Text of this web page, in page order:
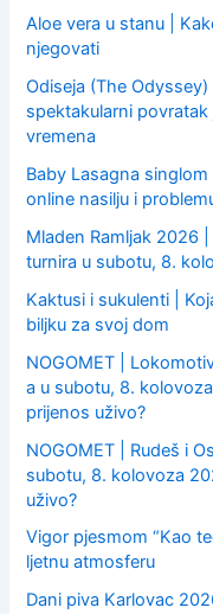
Aloe vera u stanu |
njegovati
Odiseja (The
spektakularni
vremena
Baby Lasagna
online nasilju i
Mladen Ramljak 2026
turnira u subotu, 8.
Kaktusi i sukulenti |
biljku za svoj dom
NOGOMET |
a u subotu, 8.
prijenos uživo?
NOGOMET | Rudeš i
subotu, 8. kolovoza
uživo?
Vigor pjesmom “Kao
ljetnu atmosferu
Dani piva Karlovac